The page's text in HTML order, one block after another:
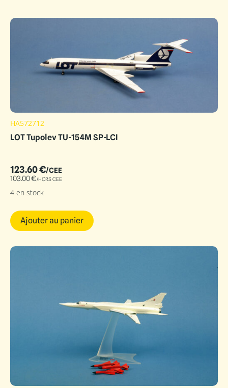
HA572712
LOT Tupolev TU-154M SP-LCI
123.60€/CEE
103.00€/HORS CEE
4 en stock
Ajouter au panier